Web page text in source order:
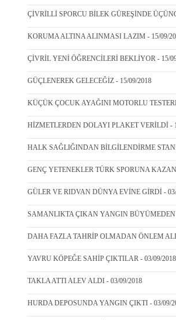
ÇİVRİLLİ SPORCU BİLEK GÜREŞİNDE
KORUMA ALTINA ALINMASI LAZIM - 15/09/
ÇİVRİL YENİ ÖĞRENCİLERİ BEKLİYOR - 15/
GÜÇLENEREK GELECEĞİZ - 15/09/2018
KÜÇÜK ÇOCUK AYAĞINI MOTORLU
HİZMETLERDEN DOLAYI PLAKET VERİLDİ -
HALK SAĞLIĞINDAN BİLGİLENDİRME
GENÇ YETENEKLER TÜRK SPORUNA
GÜLER VE RIDVAN DÜNYA EVİNE GİRDİ -
SAMANLIKTA ÇIKAN YANGIN BÜYÜMEDEN
DAHA FAZLA TAHRİP OLMADAN ÖNLEM
YAVRU KÖPEĞE SAHİP ÇIKTILAR - 03/09/2018
TAKLA ATTI ALEV ALDI - 03/09/2018
HURDA DEPOSUNDA YANGIN ÇIKTI - 03/09/